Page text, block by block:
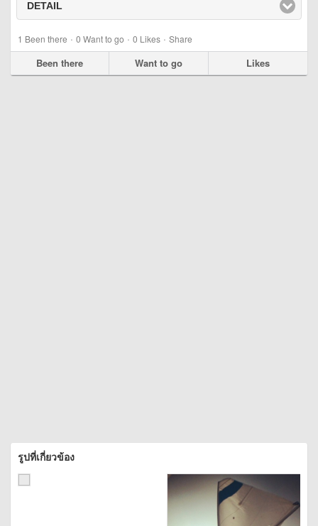
DETAIL
1 Been there · 0 Want to go · 0 Likes · Share
Been there Want to go Likes
รูปที่เกี่ยวข้อง